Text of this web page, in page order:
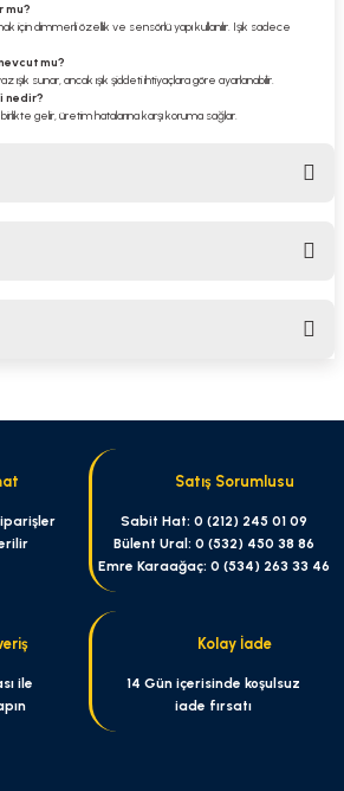
mu?
için dimmerli özellik ve sensörlü yapı kullanılır. Işık sadece
mu?
sunar, ancak ışık şiddeti ihtiyaçlara göre ayarlanabilir.
nedir?
gelir, üretim hatalarına karşı koruma sağlar.
teşekkür ederiz.
veya görüntülenemiyor.
bilgiler bulunuyor.
daha pahalı.
alternatifler olmalı.
Satış Sorumlusu
Sabit Hat: 0 (212) 245 01 09
Bülent Ural: 0 (532) 450 38 86
Emre Karaağaç: 0 (534) 263 33 46
ile
Kolay İade
14 Gün içerisinde koşulsuz
iade fırsatı